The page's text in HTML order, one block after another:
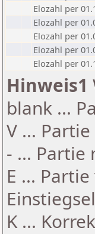
Elozahl per
Elozahl per
Elozahl per
Elozahl per
Elozahl per
Hinweis1
blank ...
V ...
- ... Partie
E ...
K ...